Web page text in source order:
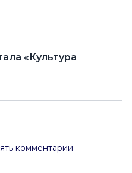
«Культура
комментарии